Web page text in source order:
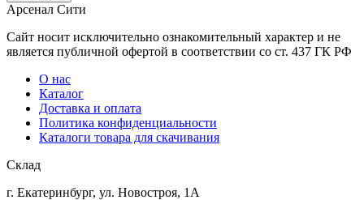
Арсенал Сити
Сайт носит исключительно ознакомительный характер и не
является публичной офертой в соответствии со ст. 437 ГК РФ
О нас
Каталог
Доставка и оплата
Политика конфиденциальности
Каталоги товара для скачивания
Склад
г. Екатеринбург, ул. Новостроя, 1А